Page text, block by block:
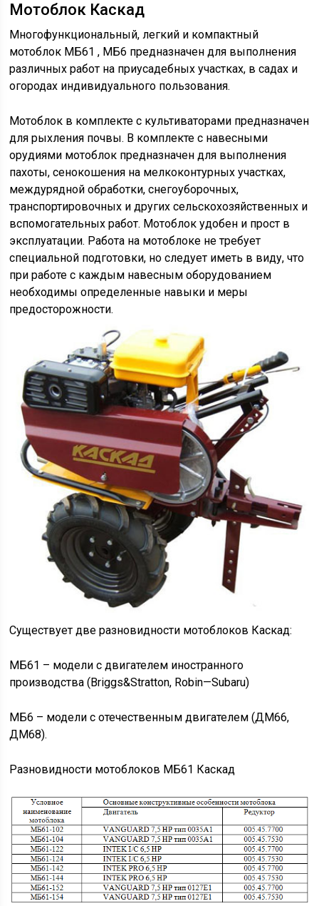
Мотоблок Каскад
Многофункциональный, легкий и компактный
мотоблок МБ61 , МБ6 предназначен для выполнения
различных работ на приусадебных участках, в садах и
огородах индивидуального пользования.
Мотоблок в комплекте с культиваторами предназначен
для рыхления почвы. В комплекте с навесными
орудиями мотоблок предназначен для выполнения
пахоты, сенокошения на мелкоконтурных участках,
междурядной обработки, снегоуборочных,
транспортировочных и других сельскохозяйственных и
вспомогательных работ. Мотоблок удобен и прост в
эксплуатации. Работа на мотоблоке не требует
специальной подготовки, но следует иметь в виду, что
при работе с каждым навесным оборудованием
необходимы определенные навыки и меры
предосторожности.
Существует две разновидности мотоблоков Каскад:
МБ61 – модели с двигателем иностранного
производства (Briggs&Stratton, Robin—Subaru)
МБ6 – модели с отечественным двигателем (ДМ66,
ДМ68).
Разновидности мотоблоков МБ61 Каскад